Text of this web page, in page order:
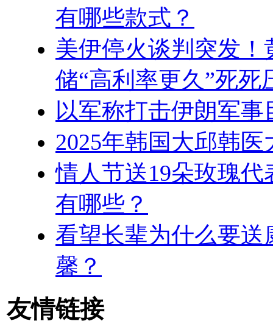
有哪些款式？
美伊停火谈判突发！
储“高利率更久”死死
以军称打击伊朗军事
2025年韩国大邱韩
情人节送19朵玫瑰
有哪些？
看望长辈为什么要
馨？
友情链接